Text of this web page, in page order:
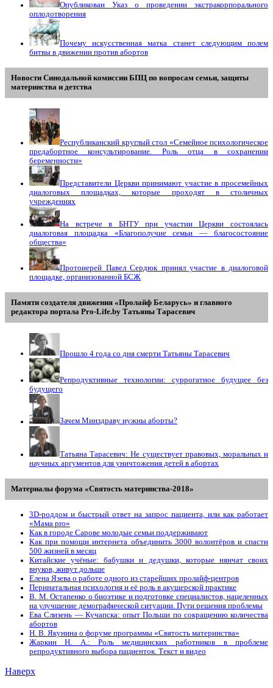
Опубликован Указ о проведении экстракорпорального
оплодотворения
Почему искусственная матка станет следующим полем
битвы в движении против абортов
Новости Синодальной комиссии БПЦ по вопросам семьи, защиты
материнства и детства
Республиканский круглый стол «Семейное психологическое
предабортное консультирование. Роль отца в сохранении
беременности»
Представители Церкви принимают участие в просемейных
диалоговых площадках, которые проходят в столичных
учреждениях
На встрече в БНТУ при участии Церкви состоялась
диалоговая площадка «Благополучие семьи — благосостояние
общества»
Протоиерей Павел Сердюк принял участие в диалоговой
площадке, организованной БСЖ
Памяти создателя движения «Пролайф Беларусь» и главного
редактора портала Pro-Life.by Tатьяны Tарасевич
Прошло 4 года со дня смерти Татьяны Тарасевич
Репродуктивные технологии: суррогатное будущее без
будущего
Зачем Минздраву нужны аборты?
Татьяна Тарасевич: Не существует правовых, моральных и
научных аргументов для уничтожения детей в абортах
Материалы форума «Святость материнства-2018»
3D-роддом и быстрый ответ на запрос пациента, или как работает
«Мама prо»
Как в городе Сарове молодые семьи поддерживают
Как при помощи интернета объединить 3000 волонтёров и спасти
500 жизней в месяц
Китайские учёные: бабушки и дедушки, которые нянчат своих
внуков, живут дольше
Елена Язева о работе одного из старейших пролайф-центров
Перинатальная психология и её роль в акушерской практике
В. М. Остапенко о биоэтике и подготовке специалистов, нацеленных
на улучшение демографической ситуации. Пути решения проблемы
Ева Слизень — Кучапска: опыт Польши по сокращению количества
абортов
Н. В. Якунина о форуме программы «Святость материнства»
Жаркин Н. А.: Роль медицинских работников в проблеме
репродуктивного выбора пациенток. Tекст и видео
Наверх